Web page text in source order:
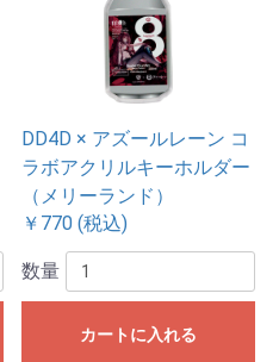
DD4D × アズールレーン コ
ラボアクリルキーホルダー
（メリーランド）
￥770 (税込)
数量
カートに入れる